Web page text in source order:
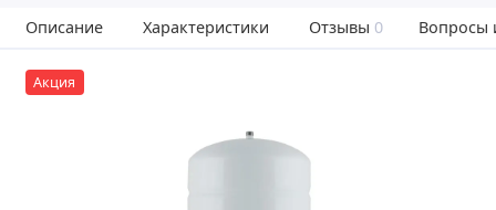
Описание Характеристики Отзывы 0 Вопросы
Акция